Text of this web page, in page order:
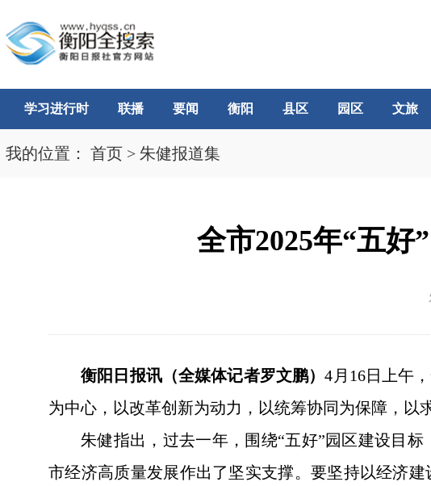
学习进行时 联播 要闻 衡阳 县区 园区 文旅
我的位置： 首页 > 朱健报道集
全市2025年“五
衡阳日报讯（全媒体记者罗文鹏）4月16日上午
为中心，以改革创新为动力，以统筹协同为保障，以
朱健指出，过去一年，围绕“五好”园区建设目
市经济高质量发展作出了坚实支撑。要坚持以经济